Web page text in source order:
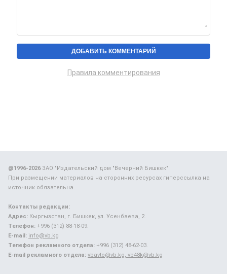
Правила комментирования
@1996-2026ЗАО "Издательский дом "Вечерний Бишкек"
При размещении материалов на сторонних ресурсах гиперссылка на
источник обязательна.
Контакты редакции:
Адрес: Кыргызстан, г. Бишкек, ул. Усенбаева, 2.
Телефон: +996 (312) 88-18-09.
E-mail: info@vb.kg
Телефон рекламного отдела: +996 (312) 48-62-03.
E-mail рекламного отдела: vbavto@vb.kg, vb48k@vb.kg